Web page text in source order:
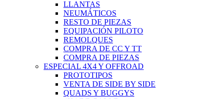
LLANTAS
NEUMÁTICOS
RESTO DE PIEZAS
EQUIPACIÓN PILOTO
REMOLQUES
COMPRA DE CC Y TT
COMPRA DE PIEZAS
ESPECIAL 4X4 Y OFFROAD
PROTOTIPOS
VENTA DE SIDE BY SIDE
QUADS Y BUGGYS